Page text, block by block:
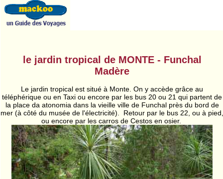
le jardin tropical de MONTE - Funchal
Madère
Le jardin tropical est situé à Monte. On y accède grâce au
téléphérique ou en Taxi ou encore par les bus 20 ou 21 qui partent de
la place da atonomia dans la vieille ville de Funchal près du bord de
mer (à côté du musée de l'électricité). Retour par le bus 22, ou à pied,
ou encore par les carros de Cestos en osier.